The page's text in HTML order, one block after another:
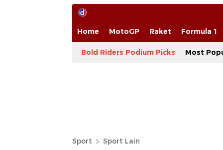
Home MotoGP Raket Formula 1
Bold Riders Podium Picks Most
Sport Sport Lain